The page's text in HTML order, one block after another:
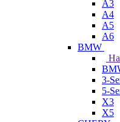
A3
A4
A5
A6
BMW
3-
5-
X3
X5